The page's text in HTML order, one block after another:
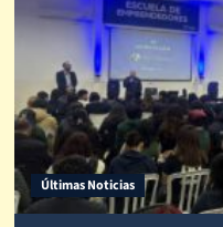
Últimas Noticias